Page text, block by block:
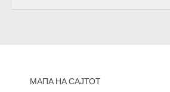
МАПА НА САЈТОТ